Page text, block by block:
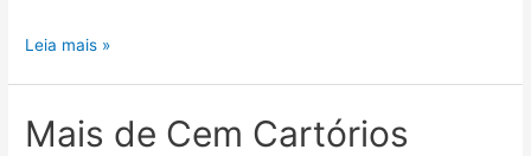
Leia mais »
Mais de Cem Cartórios